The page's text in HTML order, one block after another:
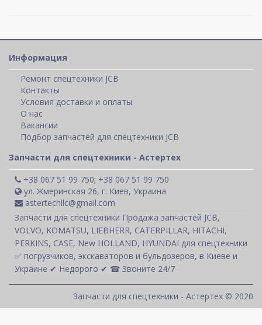
Информация
Ремонт спецтехники JCB
Контакты
Условия доставки и оплаты
О нас
Вакансии
Подбор запчастей для спецтехники JCB
Запчасти для спецтехники - Астертех
+38 067 51 99 750; +38 067 51 99 750
ул. Жмеринская 26, г. Киев, Украина
astertechllc@gmail.com
Запчасти для спецтехники Продажа запчастей JCB,
VOLVO, KOMATSU, LIEBHERR, CATERPILLAR, HITACHI,
PERKINS, CASE, New HOLLAND, HYUNDAI для спецтехники
✅ погрузчиков, экскаваторов и бульдозеров, в Киеве и
Украине ✔ Недорого ✔ ☎ Звоните 24/7
Запчасти для спецтехники - Астертех © 2020